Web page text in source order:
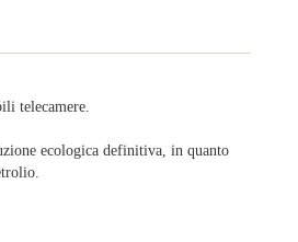
telecamere.
ecologica definitiva, in quanto